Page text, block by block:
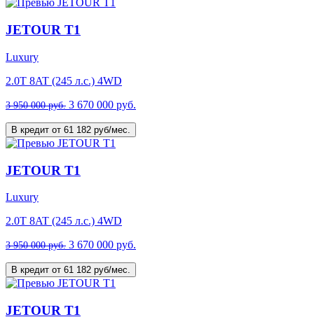
JETOUR T1
Luxury
2.0T 8AT (245 л.с.) 4WD
3 950 000 руб. 3 670 000 руб.
В кредит от 61 182 руб/мес.
JETOUR T1
Luxury
2.0T 8AT (245 л.с.) 4WD
3 950 000 руб. 3 670 000 руб.
В кредит от 61 182 руб/мес.
JETOUR T1